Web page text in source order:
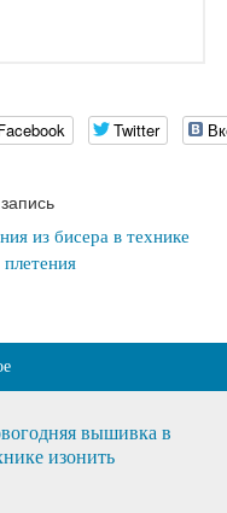
Twitter
из бисера в технике
вышивка в
изонить